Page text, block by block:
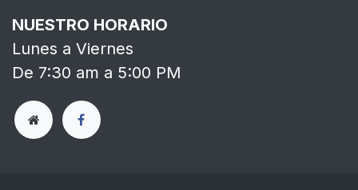
NUESTRO HORARIO
Lunes a Viernes
De 7:30 am a 5:00 PM